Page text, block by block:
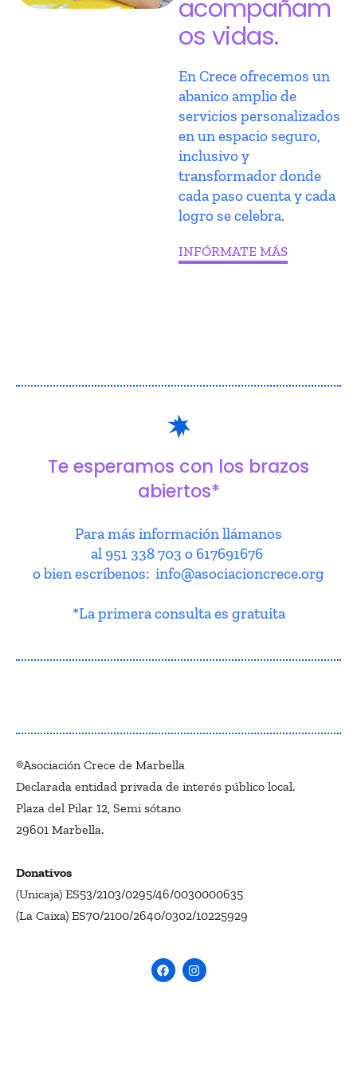
acompañam
os vidas.
En Crece ofrecemos un
abanico amplio de
servicios personalizados
en un espacio seguro,
inclusivo y
transformador donde
cada paso cuenta y cada
logro se celebra.
INFÓRMATE MÁS
Te esperamos con los brazos
abiertos*
Para más información llámanos
al 951 338 703 o 617691676
o bien escríbenos: info@asociacioncrece.org
*La primera consulta es gratuita
®Asociación Crece de Marbella
Declarada entidad privada de interés público local.
Plaza del Pilar 12, Semi sótano
29601 Marbella.
Donativos
(Unicaja) ES53/2103/0295/46/0030000635
(La Caixa) ES70/2100/2640/0302/10225929